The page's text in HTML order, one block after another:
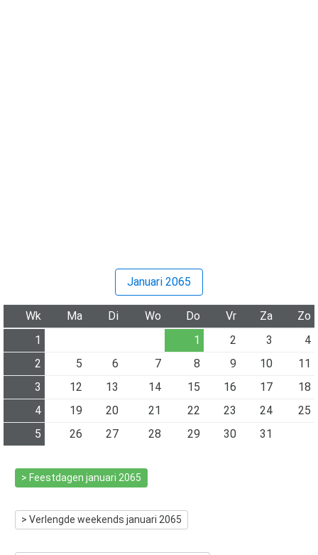
Januari 2065
Wk Ma Di Wo Do Vr Za
Zo
1
1 2 3
4
2
5 6 7 8 9 10
11
3
12 13 14 15 16 17
18
4
19 20 21 22 23 24
25
5
26 27 28 29 30 31
> Feestdagen januari 2065
> Verlengde weekends januari 2065